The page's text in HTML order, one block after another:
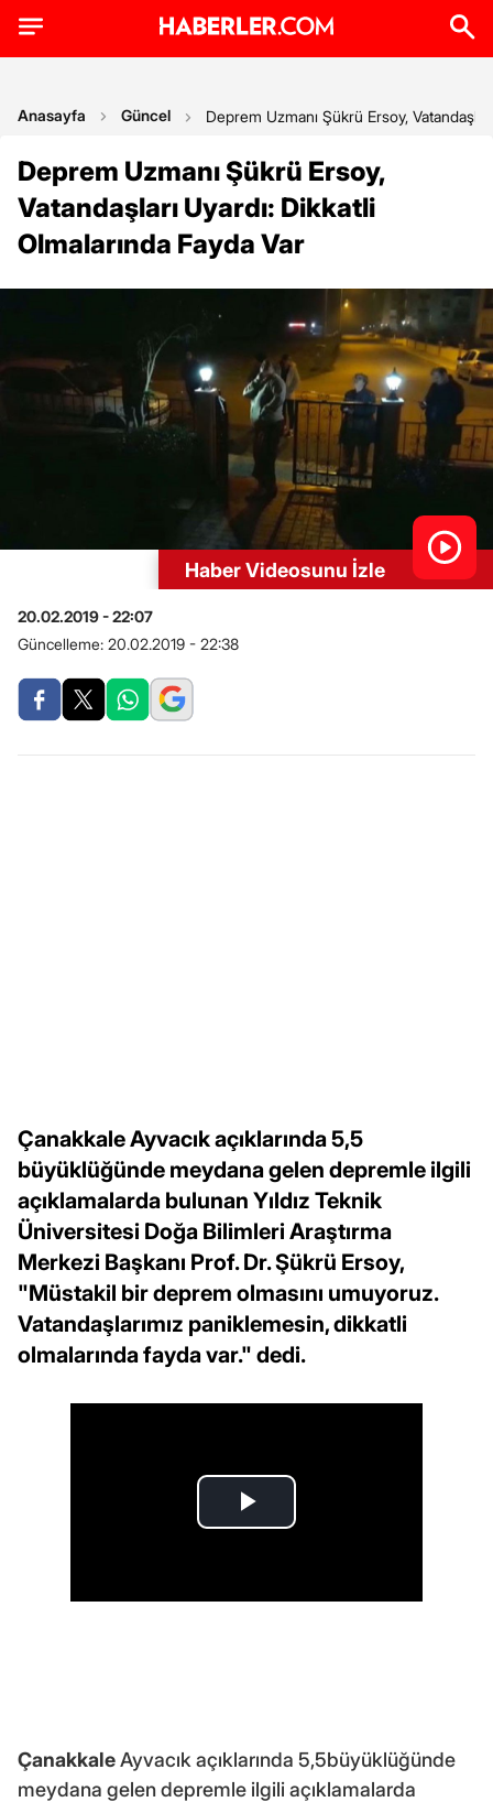
Anasayfa Güncel Deprem Uzmanı Şükrü Ersoy,
Deprem Uzmanı Şükrü Ersoy,
Vatandaşları Uyardı: Dikkatli
Olmalarında Fayda Var
Haber Videosunu İzle
20.02.2019 - 22:07
Güncelleme: 20.02.2019 - 22:38
Çanakkale Ayvacık açıklarında 5,5
büyüklüğünde meydana gelen depremle ilgili
açıklamalarda bulunan Yıldız Teknik
Üniversitesi Doğa Bilimleri Araştırma
Merkezi Başkanı Prof. Dr. Şükrü Ersoy,
"Müstakil bir deprem olmasını umuyoruz.
Vatandaşlarımız paniklemesin, dikkatli
olmalarında fayda var." dedi.
ÇanakkaleAyvacık açıklarında 5,5büyüklüğünde
meydana gelen depremle ilgili açıklamalarda